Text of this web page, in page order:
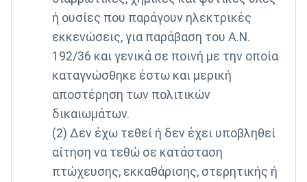
ή ουσίες που παράγουν ηλεκτρικές
εκκενώσεις, για παράβαση του Α.Ν.
192/36 και γενικά σε ποινή με την οποία
καταγνώσθηκε έστω και μερική
αποστέρηση των πολιτικών
δικαιωμάτων.
(2) Δεν έχω τεθεί ή δεν έχει υποβληθεί
αίτηση να τεθώ σε κατάσταση
πτώχευσης, εκκαθάρισης, στερητικής ή